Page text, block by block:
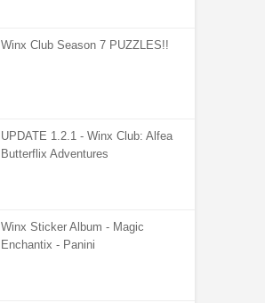
Winx Club Season 7 PUZZLES!!
UPDATE 1.2.1 - Winx Club: Alfea
Butterflix Adventures
Winx Sticker Album - Magic
Enchantix - Panini